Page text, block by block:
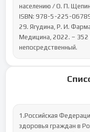
населению / О. П.
ISBN: 978-5-225-
29. Ягудина, Р. И.
Медицина, 2022. – 352
непосредственный.
1.Российская
здоровья граждан в